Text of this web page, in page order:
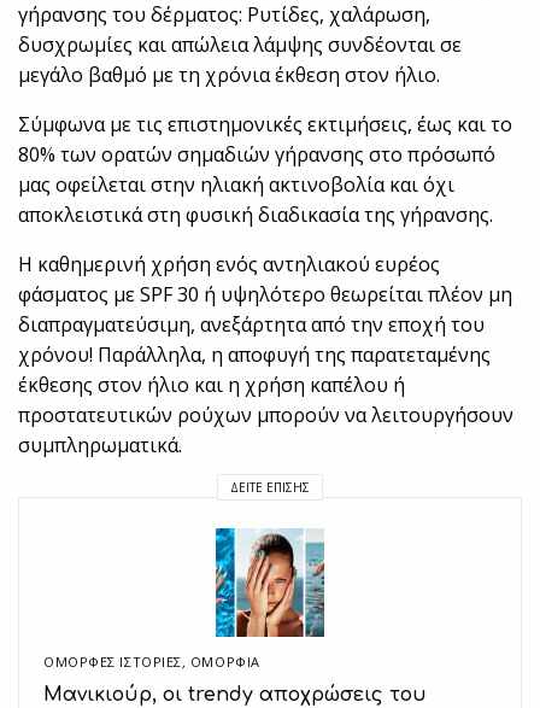
γήρανσης του δέρματος: Ρυτίδες, χαλάρωση,
δυσχρωμίες και απώλεια λάμψης συνδέονται σε
μεγάλο βαθμό με τη χρόνια έκθεση στον ήλιο.
Σύμφωνα με τις επιστημονικές εκτιμήσεις, έως και το
80% των ορατών σημαδιών γήρανσης στο πρόσωπό
μας οφείλεται στην ηλιακή ακτινοβολία και όχι
αποκλειστικά στη φυσική διαδικασία της γήρανσης.
Η καθημερινή χρήση ενός αντηλιακού ευρέος
φάσματος με SPF 30 ή υψηλότερο θεωρείται πλέον μη
διαπραγματεύσιμη, ανεξάρτητα από την εποχή του
χρόνου! Παράλληλα, η αποφυγή της παρατεταμένης
έκθεσης στον ήλιο και η χρήση καπέλου ή
προστατευτικών ρούχων μπορούν να λειτουργήσουν
συμπληρωματικά.
ΔΕΊΤΕ ΕΠΊΣΗΣ
ΌΜΟΡΦΕΣ ΙΣΤΟΡΊΕΣ, ΟΜΟΡΦΙΑ
Μανικιούρ, οι trendy αποχρώσεις του